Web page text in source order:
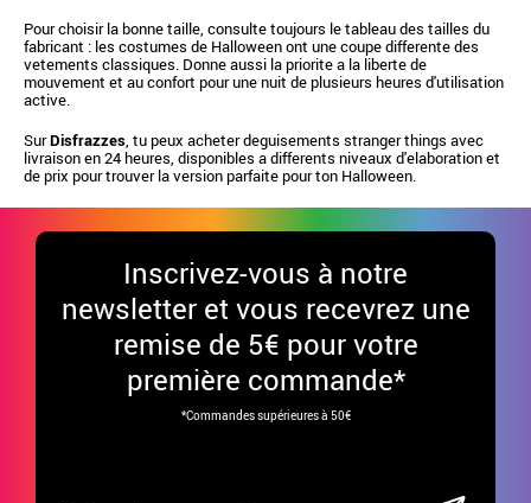
Pour choisir la bonne taille, consulte toujours le tableau des tailles du
fabricant : les costumes de Halloween ont une coupe differente des
vetements classiques. Donne aussi la priorite a la liberte de
mouvement et au confort pour une nuit de plusieurs heures d'utilisation
active.
SurDisfrazzes, tu peux acheter deguisements stranger things avec
livraison en 24 heures, disponibles a differents niveaux d'elaboration et
de prix pour trouver la version parfaite pour ton Halloween.
Inscrivez-vous à notre
newsletter et vous recevrez une
remise de 5€ pour votre
première commande*
*Commandes supérieures à 50€